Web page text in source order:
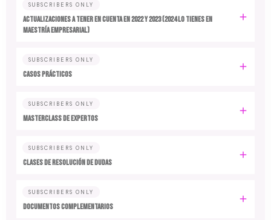
SUBSCRIBERS ONLY
ACTUALIZACIONES A TENER EN CUENTA EN 2022 y 2023 (2024 LO TIENES EN
MAESTRÍA EMPRESARIAL)
SUBSCRIBERS ONLY
CASOS PRÁCTICOS
SUBSCRIBERS ONLY
MASTERCLASS DE EXPERTOS
SUBSCRIBERS ONLY
CLASES DE RESOLUCIÓN DE DUDAS
SUBSCRIBERS ONLY
DOCUMENTOS COMPLEMENTARIOS